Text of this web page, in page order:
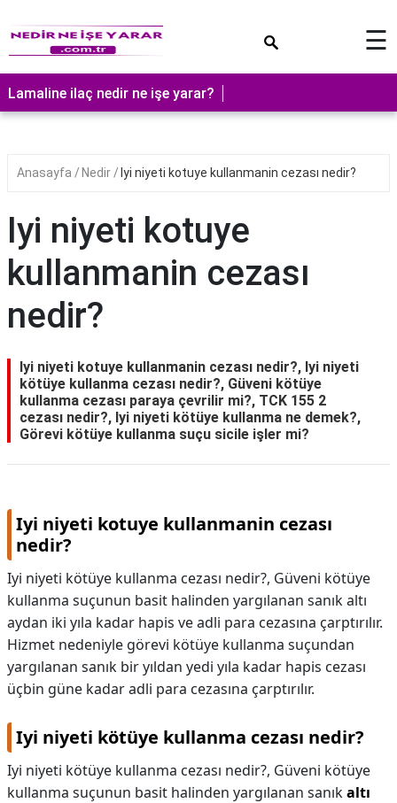
☰
Lamaline ilaç nedir ne işe yarar?
Anasayfa Nedir Iyi niyeti kotuye kullanmanin cezası nedir?
Iyi niyeti kotuye
kullanmanin cezası
nedir?
Iyi niyeti kotuye kullanmanin cezası nedir?, Iyi niyeti
kötüye kullanma cezası nedir?, Güveni kötüye
kullanma cezası paraya çevrilir mi?, TCK 155 2
cezası nedir?, Iyi niyeti kötüye kullanma ne demek?,
Görevi kötüye kullanma suçu sicile işler mi?
Iyi niyeti kotuye kullanmanin cezası
nedir?
Iyi niyeti kötüye kullanma cezası nedir?, Güveni kötüye
kullanma suçunun basit halinden yargılanan sanık altı
aydan iki yıla kadar hapis ve adli para cezasına çarptırılır.
Hizmet nedeniyle görevi kötüye kullanma suçundan
yargılanan sanık bir yıldan yedi yıla kadar hapis cezası
üçbin güne kadar adli para cezasına çarptırılır.
Iyi niyeti kötüye kullanma cezası nedir?
Iyi niyeti kötüye kullanma cezası nedir?, Güveni kötüye
kullanma suçunun basit halinden yargılanan sanıkaltı